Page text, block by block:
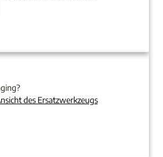
des Ersatzwerkzeugs